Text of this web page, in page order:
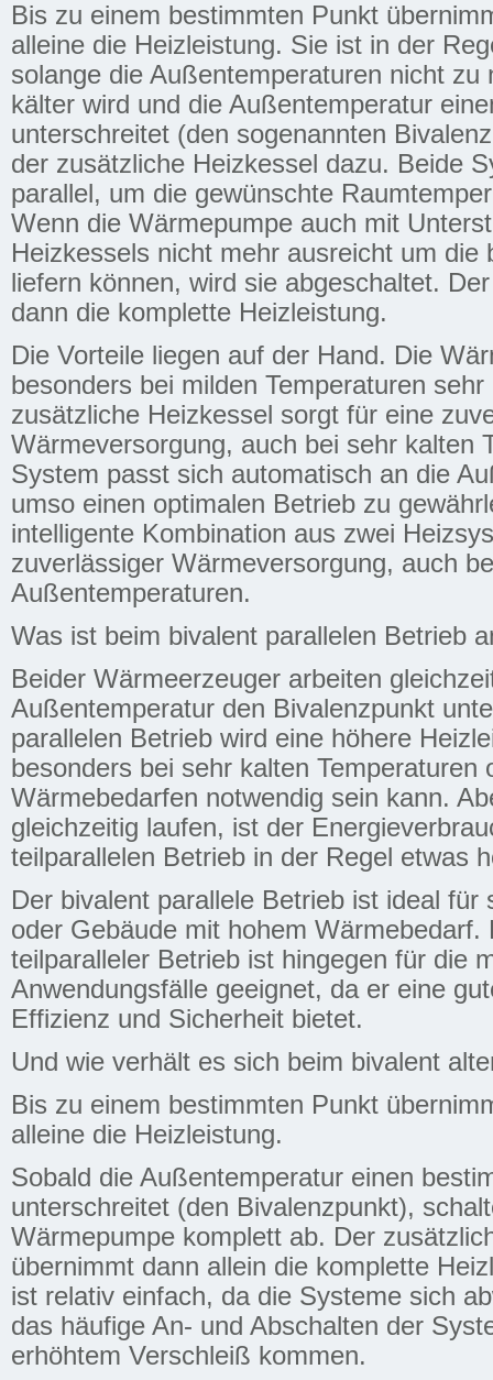
Bis zu einem bestimmten Punkt
alleine die Heizleistung. Sie ist in der
solange die Außentemperaturen nicht zu
kälter wird und die Außentemperatur
unterschreitet (den sogenannten
der zusätzliche Heizkessel dazu. Beide
parallel, um die gewünschte
Wenn die Wärmepumpe auch mit
Heizkessels nicht mehr ausreicht um die
liefern können, wird sie abgeschaltet.
dann die komplette Heizleistung.
Die Vorteile liegen auf der Hand. Die
besonders bei milden Temperaturen
zusätzliche Heizkessel sorgt für eine
Wärmeversorgung, auch bei sehr kalten
System passt sich automatisch an die
umso einen optimalen Betrieb zu
intelligente Kombination aus zwei
zuverlässiger Wärmeversorgung, auch
Außentemperaturen.
Was ist beim bivalent parallelen Betrieb
Beider Wärmeerzeuger arbeiten
Außentemperatur den Bivalenzpunkt
parallelen Betrieb wird eine höhere
besonders bei sehr kalten Temperaturen
Wärmebedarfen notwendig sein kann.
gleichzeitig laufen, ist der
teilparallelen Betrieb in der Regel etwas
Der bivalent parallele Betrieb ist ideal für
oder Gebäude mit hohem Wärmebedarf.
teilparalleler Betrieb ist hingegen für die
Anwendungsfälle geeignet, da er eine
Effizienz und Sicherheit bietet.
Und wie verhält es sich beim bivalent
Bis zu einem bestimmten Punkt
alleine die Heizleistung.
Sobald die Außentemperatur einen
unterschreitet (den Bivalenzpunkt),
Wärmepumpe komplett ab. Der
übernimmt dann allein die komplette
ist relativ einfach, da die Systeme sich
das häufige An- und Abschalten der
erhöhtem Verschleiß kommen.